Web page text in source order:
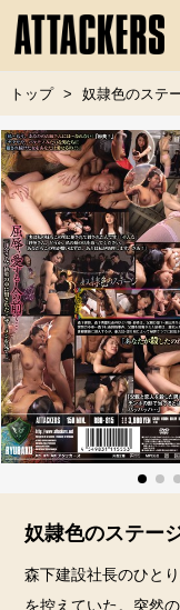
トップ 奴隷色のステ
奴隷色のステー
森下建設社長のひと
を控えていた。突然